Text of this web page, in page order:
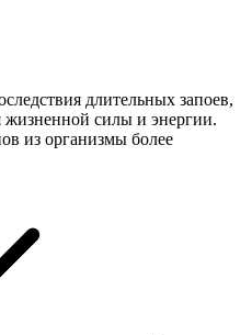
длительных запоев,
жизненной силы и энергии.
из организмы более